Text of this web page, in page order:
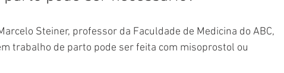
Steiner, professor da Faculdade de Medicina do ABC,
trabalho de parto pode ser feita com misoprostol ou